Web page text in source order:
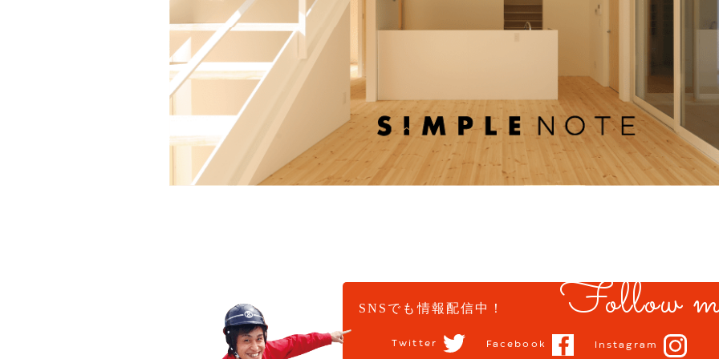
SNSでも情報配信中！ Follow
Twitter Facebook Instagram